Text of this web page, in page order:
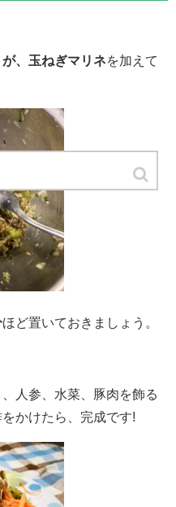
、玉ねぎマリネを加えて
ほど置いておきましょう。
人参、水菜、豚肉を飾る
かけたら、完成です!